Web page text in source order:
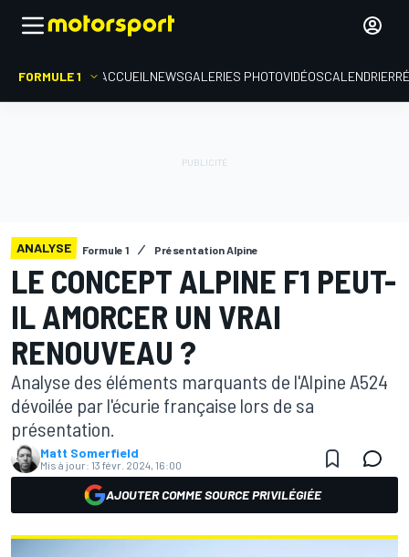
FORMULE 1 ACCUEIL NEWSGALERIES PHOTOVIDÉOSCALENDRIER
ANALYSE Formule 1 Présentation Alpine
LE CONCEPT ALPINE F1 PEUT-
IL AMORCER UN VRAI
RENOUVEAU ?
Analyse des éléments marquants de l'Alpine A524
dévoilée par l'écurie française lors de sa
présentation.
Matt Somerfield
Mis à jour: 13 févr. 2024, 16:00
AJOUTER COMME SOURCE PRIVILÉGIÉE